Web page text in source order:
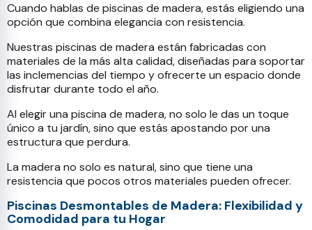
Cuando hablas de piscinas de madera, estás eligiendo una
opción que combina elegancia con resistencia.
Nuestras piscinas de madera están fabricadas con
materiales de la más alta calidad, diseñadas para soportar
las inclemencias del tiempo y ofrecerte un espacio donde
disfrutar durante todo el año.
Al elegir una piscina de madera, no solo le das un toque
único a tu jardín, sino que estás apostando por una
estructura que perdura.
La madera no solo es natural, sino que tiene una
resistencia que pocos otros materiales pueden ofrecer.
Piscinas Desmontables de Madera: Flexibilidad y
Comodidad para tu Hogar